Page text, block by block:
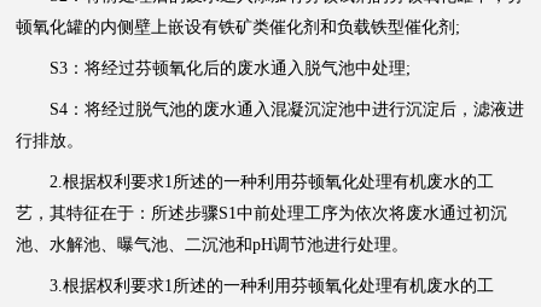
顿氧化罐的内侧壁上嵌设有铁矿类催化剂和负载铁型催化剂;
S3：将经过芬顿氧化后的废水通入脱气池中处理;
S4：将经过脱气池的废水通入混凝沉淀池中进行沉淀后，滤液进
行排放。
2.根据权利要求1所述的一种利用芬顿氧化处理有机废水的工
艺，其特征在于：所述步骤S1中前处理工序为依次将废水通过初沉
池、水解池、曝气池、二沉池和pH调节池进行处理。
3.根据权利要求1所述的一种利用芬顿氧化处理有机废水的工